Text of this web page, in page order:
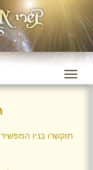
תוקשרו בניו